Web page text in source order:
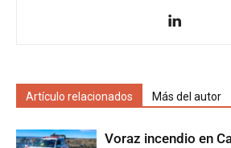
Artículo relacionados Más del autor
Voraz incendio en